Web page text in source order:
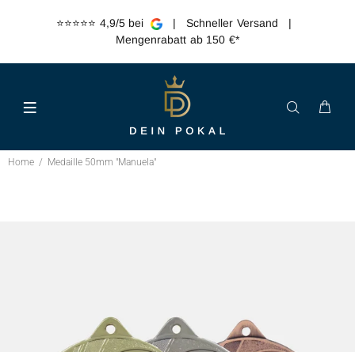
⭐️⭐️⭐️⭐️⭐️ 4,9/5 bei
| Schneller Versand |
Mengenrabatt ab 150 €*
Home Medaille 50mm "Manuela"